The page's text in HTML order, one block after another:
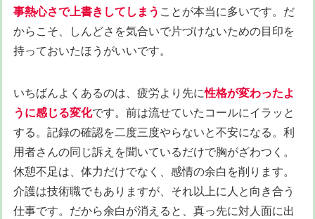
事熱心さで上書きしてしまう ことが本当に多いです。だ
からこそ、しんどさを気合いで片づけないための目印を
持っておいたほうがいいです。
いちばんよくあるのは、疲労より先に性格が変わったよ
うに感じる変化です。前は流せていたコールにイラッと
する。記録の確認を二度三度やらないと不安になる。利
用者さんの同じ訴えを聞いているだけで胸がざわつく。
休憩不足は、体力だけでなく、感情の余白を削ります。
介護は技術職でもありますが、それ以上に人と向き合う
仕事です。だから余白が消えると、真っ先に対人面に出